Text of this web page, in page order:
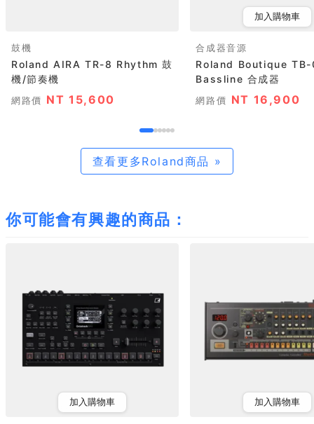
鼓機
Roland AIRA TR-8 Rhythm 鼓
機/節奏機
網路價 NT 15,600
加入購物車
合成器音源
Roland Boutique
Bassline 合成器
網路價 NT 16,900
查看更多Roland商品 »
你可能會有興趣的商品：
加入購物車 加入購物車